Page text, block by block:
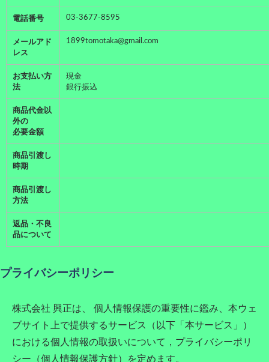
電話番号 03-3677-8595
メールアド
レス
1899tomotaka@gmail.com
お支払い方
法
現金
銀行振込
商品代金以
外の
必要金額
商品引渡し
時期
商品引渡し
方法
返品・不良
品について
プライバシーポリシー
株式会社 興正は、 個人情報保護の重要性に鑑み、本ウェ
ブサイト上で提供するサービス（以下「本サービス」）
における個人情報の取扱いについて，プライバシーポリ
シー（個人情報保護方針）を定めます。